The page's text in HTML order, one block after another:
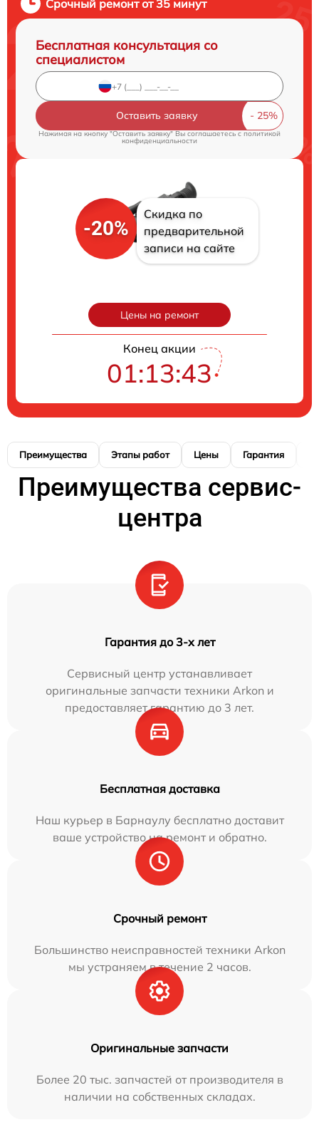
Срочный ремонт от 35 минут
Бесплатная консультация со
специалистом
Оставить заявку
Нажимая на кнопку "Оставить заявку" Вы соглашаетесь c политикой
конфиденциальности
-20%
Скидка по
предварительной
записи на сайте
Цены на ремонт
Конец акции
01:13:42
Преимущества Этапы работ Цены Гарантия
Преимущества сервис-
центра
Гарантия до 3-х лет
Сервисный центр устанавливает
оригинальные запчасти техники Arkon и
предоставляет гарантию до 3 лет.
Бесплатная доставка
Наш курьер в Барнаулу бесплатно доставит
ваше устройство на ремонт и обратно.
Срочный ремонт
Большинство неисправностей техники Arkon
мы устраняем в течение 2 часов.
Оригинальные запчасти
Более 20 тыс. запчастей от производителя в
наличии на собственных складах.